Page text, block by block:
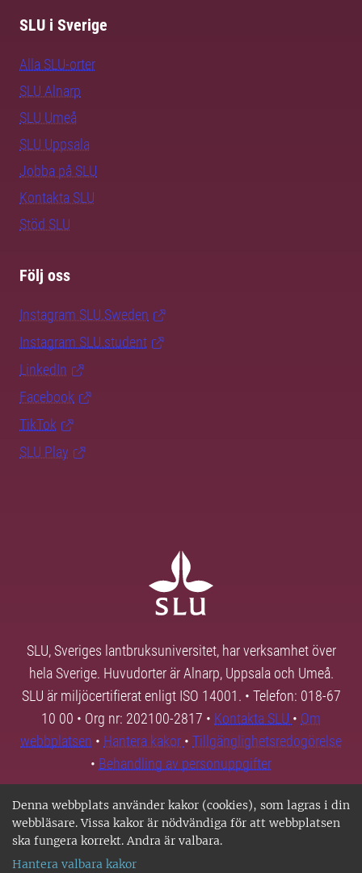
Denna webbplats använder kakor (cookies), som lagras i din
webbläsare. Vissa kakor är nödvändiga för att webbplatsen
ska fungera korrekt. Andra är valbara.
Hantera valbara kakor
SLU i Sverige
Alla SLU-orter
SLU Alnarp
SLU Umeå
SLU Uppsala
Jobba på SLU
Kontakta SLU
Stöd SLU
Följ oss
Instagram SLU.Sweden
Instagram SLU.student
LinkedIn
Facebook
TikTok
SLU Play
SLU, Sveriges lantbruksuniversitet, har verksamhet över
hela Sverige. Huvudorter är Alnarp, Uppsala och Umeå.
SLU är miljöcertifierat enligt ISO 14001. • Telefon: 018-67
10 00 • Org nr: 202100-2817 • Kontakta SLU • Om
webbplatsen • Hantera kakor • Tillgänglighetsredogörelse
• Behandling av personuppgifter